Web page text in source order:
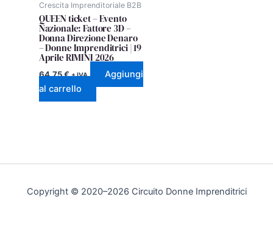
Crescita Imprenditoriale B2B
QUEEN ticket – Evento
Nazionale: Fattore 3D –
Donna Direzione Denaro
– Donne Imprenditrici | 19
Aprile RIMINI 2026
64,75€ + IVA
Aggiungi
al carrello
Copyright © 2020–2026 Circuito Donne Imprenditrici